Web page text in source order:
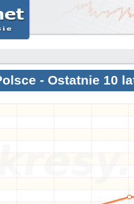
- Ostatnie 10